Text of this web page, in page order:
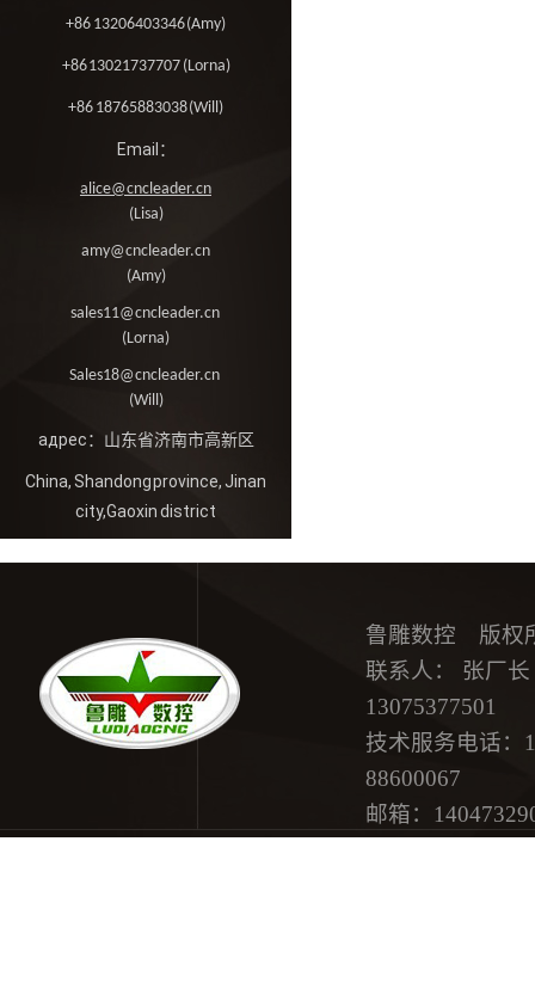
+86 13206403346 (Amy)
+86 13021737707 (Lorna)
+86 18765883038 (Will)
Email：
alice@cncleader.cn
(Lisa)
amy@cncleader.cn
(Amy)
sales11@cncleader.cn
(Lorna)
Sales18@cncleader.cn
(Will)
адрес：山东省济南市高新区
China, Shandong province, Jinan
city,Gaoxin district
鲁雕数控 版权
联系人： 张厂长
13075377501
技术服务电话：
88600067
邮箱：